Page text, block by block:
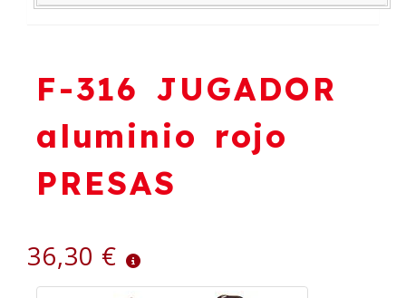
F-316 JUGADOR
aluminio rojo
PRESAS
36,30 €